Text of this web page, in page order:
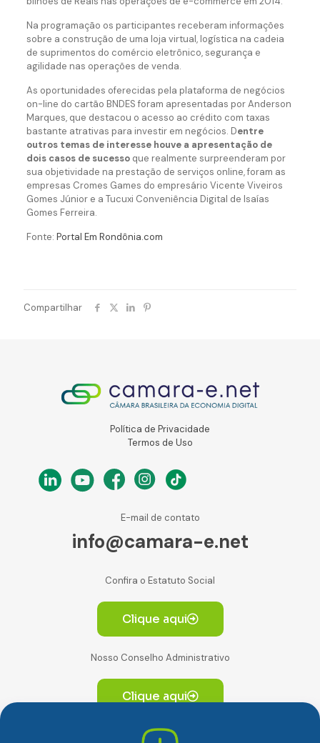
Na programação os participantes receberam informações
sobre a construção de uma loja virtual, logística na cadeia
de suprimentos do comércio eletrônico, segurança e
agilidade nas operações de venda.
As oportunidades oferecidas pela plataforma de negócios
on-line do cartão BNDES foram apresentadas por Anderson
Marques, que destacou o acesso ao crédito com taxas
bastante atrativas para investir em negócios. Dentre
outros temas de interesse houve a apresentação de
dois casos de sucessoque realmente surpreenderam por
sua objetividade na prestação de serviços online, foram as
empresas Cromes Games do empresário Vicente Viveiros
Gomes Júnior e a Tucuxi Conveniência Digital de Isaías
Gomes Ferreira.
Fonte: Portal Em Rondônia.com
Compartilhar
Política de Privacidade
Termos de Uso
E-mail de contato
info@camara-e.net
Confira o Estatuto Social
Clique aqui
Nosso Conselho Administrativo
Clique aqui